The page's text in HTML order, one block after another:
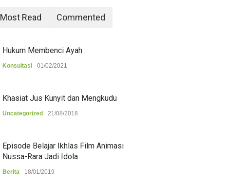
Most Read Commented
Hukum Membenci Ayah
Konsultasi 01/02/2021
Khasiat Jus Kunyit dan Mengkudu
Uncategorized 21/08/2018
Episode Belajar Ikhlas Film Animasi
Nussa-Rara Jadi Idola
Berita 18/01/2019